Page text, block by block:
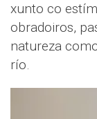
xunto co
obradoiros,
natureza
río.